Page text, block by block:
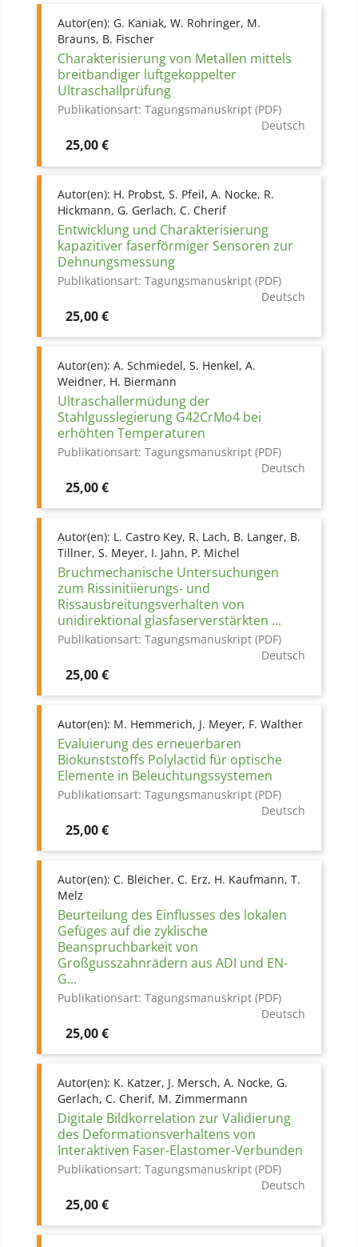
Autor(en): G. Kaniak, W. Rohringer, M.
Brauns, B. Fischer
Charakterisierung von Metallen mittels
breitbandiger luftgekoppelter
Ultraschallprüfung
Publikationsart: Tagungsmanuskript (PDF)
Deutsch
Preis
25,00 €
Autor(en): H. Probst, S. Pfeil, A. Nocke, R.
Hickmann, G. Gerlach, C. Cherif
Entwicklung und Charakterisierung
kapazitiver faserförmiger Sensoren zur
Dehnungsmessung
Publikationsart: Tagungsmanuskript (PDF)
Deutsch
Preis
25,00 €
Autor(en): A. Schmiedel, S. Henkel, A.
Weidner, H. Biermann
Ultraschallermüdung der
Stahlgusslegierung G42CrMo4 bei
erhöhten Temperaturen
Publikationsart: Tagungsmanuskript (PDF)
Deutsch
Preis
25,00 €
Autor(en): L. Castro Key, R. Lach, B. Langer, B.
Tillner, S. Meyer, I. Jahn, P. Michel
Bruchmechanische Untersuchungen
zum Rissinitiierungs- und
Rissausbreitungsverhalten von
unidirektional glasfaserverstärkten ...
Publikationsart: Tagungsmanuskript (PDF)
Deutsch
Preis
25,00 €
Autor(en): M. Hemmerich, J. Meyer, F. Walther
Evaluierung des erneuerbaren
Biokunststoffs Polylactid für optische
Elemente in Beleuchtungssystemen
Publikationsart: Tagungsmanuskript (PDF)
Deutsch
Preis
25,00 €
Autor(en): C. Bleicher, C. Erz, H. Kaufmann, T.
Melz
Beurteilung des Einflusses des lokalen
Gefüges auf die zyklische
Beanspruchbarkeit von
Großgusszahnrädern aus ADI und EN-
G...
Publikationsart: Tagungsmanuskript (PDF)
Deutsch
Preis
25,00 €
Autor(en): K. Katzer, J. Mersch, A. Nocke, G.
Gerlach, C. Cherif, M. Zimmermann
Digitale Bildkorrelation zur Validierung
des Deformationsverhaltens von
Interaktiven Faser-Elastomer-Verbunden
Publikationsart: Tagungsmanuskript (PDF)
Deutsch
Preis
25,00 €